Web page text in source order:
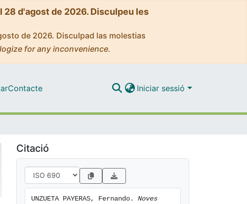
d'agost de 2026. Disculpeu les
de 2026. Disculpad las molestias
for any inconvenience.
Contacte Iniciar sessió
Citació
UNZUETA PAYERAS, Fernando. Noves